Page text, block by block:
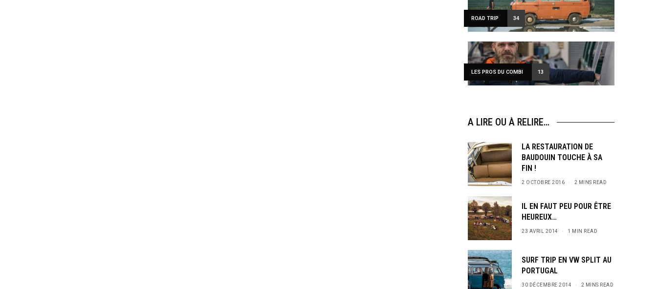
ROAD TRIP 34
LES PROS DU COMBI 13
A LIRE OU À RELIRE…
LA RESTAURATION DE
BAUDOUIN TOUCHE À SA
FIN !
2 OCTOBRE 2016 2 MINS READ
IL EN FAUT PEU POUR ÊTRE
HEUREUX…
23 AVRIL 2014 1 MIN READ
SURF TRIP EN VW SPLIT AU
PORTUGAL
30 DÉCEMBRE 2014 2 MINS READ